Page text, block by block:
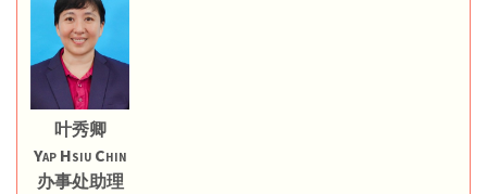
叶秀卿
Yap Hsiu Chin
办事处助理